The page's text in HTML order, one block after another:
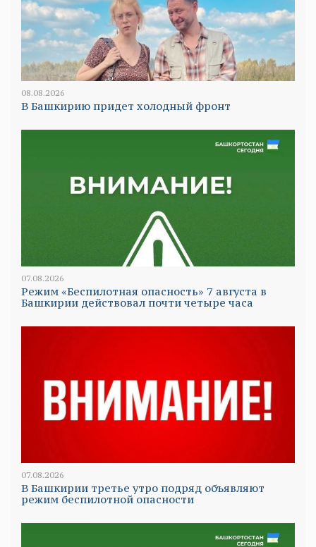
08.08.2026
В Башкирию придет холодный фронт
07.08.2026
Режим «Беспилотная опасность» 7 августа в
Башкирии действовал почти четыре часа
07.08.2026
В Башкирии третье утро подряд объявляют
режим беспилотной опасности